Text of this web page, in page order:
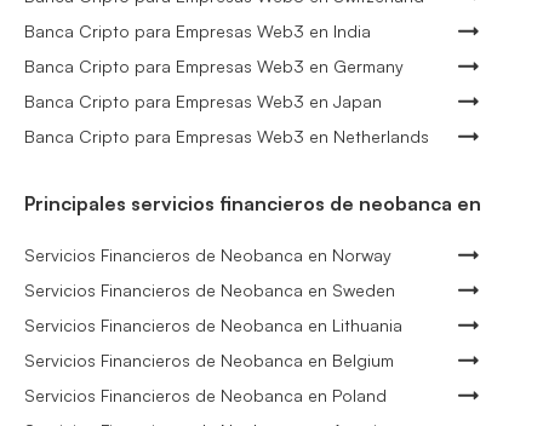
Banca Cripto para Empresas Web3 en India
Banca Cripto para Empresas Web3 en Germany
Banca Cripto para Empresas Web3 en Japan
Banca Cripto para Empresas Web3 en Netherlands
Principales servicios financieros de neobanca en
Servicios Financieros de Neobanca en Norway
Servicios Financieros de Neobanca en Sweden
Servicios Financieros de Neobanca en Lithuania
Servicios Financieros de Neobanca en Belgium
Servicios Financieros de Neobanca en Poland